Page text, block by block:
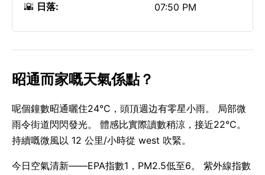
🌇 日落: 07:50 PM
昭通而家嘅天氣係點？
呢個鐘數昭通曬住24°C，頭頂週边有零星小雨。 局部微
雨令街道閃閃發光。 體感比實際讀數稍涼，接近22°C。
持續嘅微風以 12 公里/小時從 west 吹緊。
今日空氣清新——EPA指數1，PM2.5低至6。 紫外線指數